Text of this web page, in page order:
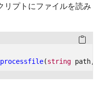
リプトにファイルを読み
(string path,